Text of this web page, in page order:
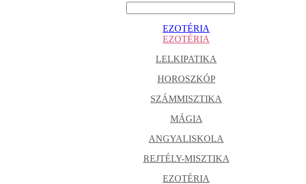
EZOTÉRIA
EZOTÉRIA
LELKIPATIKA
HOROSZKÓP
SZÁMMISZTIKA
MÁGIA
ANGYALISKOLA
REJTÉLY-MISZTIKA
EZOTÉRIA